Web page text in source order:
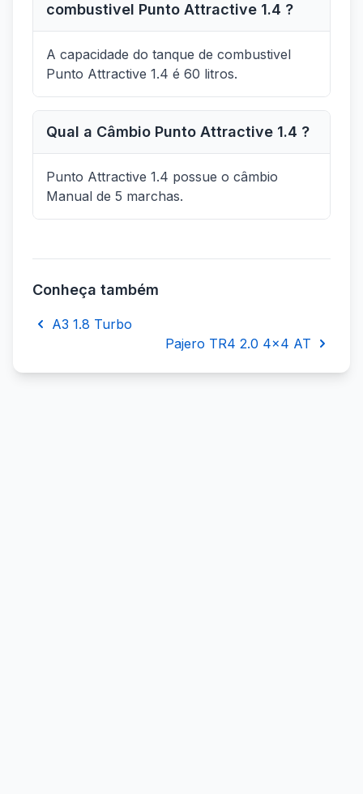
combustivel Punto Attractive 1.4 ?
A capacidade do tanque de combustivel
Punto Attractive 1.4 é 60 litros.
Qual a Câmbio Punto Attractive 1.4 ?
Punto Attractive 1.4 possue o câmbio
Manual de 5 marchas.
Conheça também
A3 1.8 Turbo
Pajero TR4 2.0 4x4 AT